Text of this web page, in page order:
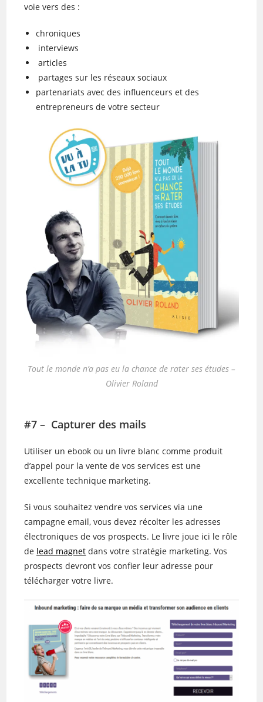
voie vers des :
chroniques
interviews
articles
partages sur les réseaux sociaux
partenariats avec des influenceurs et des
entrepreneurs de votre secteur
Tout le monde n’a pas eu la chance de rater ses études –
Olivier Roland
#7 – Capturer des mails
Utiliser un ebook ou un livre blanc comme produit
d’appel pour la vente de vos services est une
excellente technique marketing.
Si vous souhaitez vendre vos services via une
campagne email, vous devez récolter les adresses
électroniques de vos prospects. Le livre joue ici le rôle
de lead magnet dans votre stratégie marketing. Vos
prospects devront vos confier leur adresse pour
télécharger votre livre.